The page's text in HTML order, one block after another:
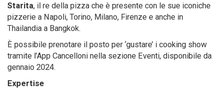
Starita, il re della pizza che è presente con le sue iconiche
pizzerie a Napoli, Torino, Milano, Firenze e anche in
Thailandia a Bangkok.
È possibile prenotare il posto per ‘gustare’ i cooking show
tramite l’App Cancelloni nella sezione Eventi, disponibile da
gennaio 2024.
Expertise